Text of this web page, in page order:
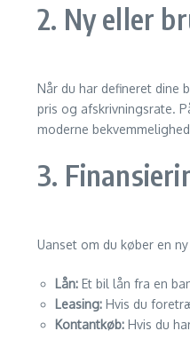
2. Ny eller
Når du har defineret dine
pris og afskrivningsrate.
moderne
3.
Uanset om du køber en
Lån: Et bil lån fra en
Leasing: Hvis du
Kontantkøb: Hvis du